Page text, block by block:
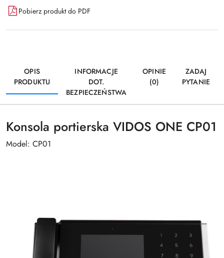
Pobierz produkt do PDF
OPIS
PRODUKTU
INFORMACJE
DOT.
BEZPIECZEŃSTWA
OPINIE
(0)
ZADAJ
PYTANIE
Konsola portierska VIDOS ONE CP01
Model: CP01